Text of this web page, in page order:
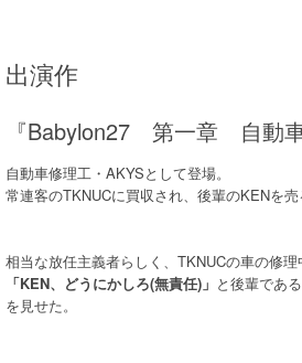
出演作
『Babylon27 第一章 自動車
自動車修理工・AKYSとして登場。
常連客のTKNUCに買収され、後輩のKENを売
相当な放任主義者らしく、TKNUCの車の修
「KEN、どうにかしろ(無責任)」 と後輩であ
を見せた。